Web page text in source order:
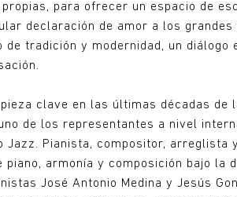
para ofrecer un espacio de
declaración de amor a los grandes
de tradición y modernidad, un diálogo
clave en las últimas décadas de
de los representantes a nivel
Jazz. Pianista, compositor, arreglista
armonía y composición bajo la
José Antonio Medina y Jesús